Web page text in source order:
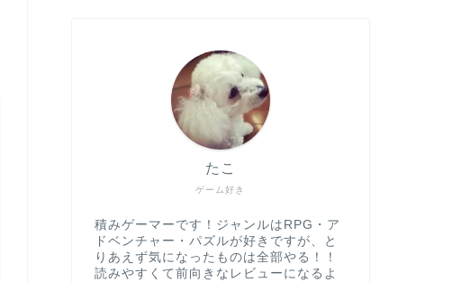
ゲーム好き
たこ
積みゲーマーです！ジャンルはRPG・ア
ドベンチャー・パズルが好きですが、と
りあえず気になったものは全部やる！！
読みやすくて前向きなレビューになるよ